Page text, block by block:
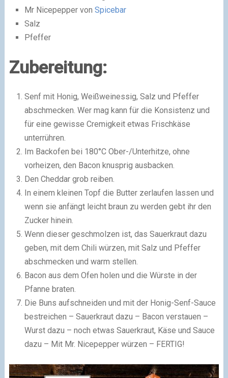
Mr Nicepepper von Spicebar
Salz
Pfeffer
Zubereitung:
Senf mit Honig, Weißweinessig, Salz und Pfeffer
abschmecken. Wer mag kann für die Konsistenz und
für eine gewisse Cremigkeit etwas Frischkäse
unterrühren.
Im Backofen bei 180°C Ober-/Unterhitze, ohne
vorheizen, den Bacon knusprig ausbacken.
Den Cheddar grob reiben.
In einem kleinen Topf die Butter zerlaufen lassen und
wenn sie anfängt leicht braun zu werden gebt ihr den
Zucker hinein.
Wenn dieser geschmolzen ist, das Sauerkraut dazu
geben, mit dem Chili würzen, mit Salz und Pfeffer
abschmecken und warm stellen.
Bacon aus dem Ofen holen und die Würste in der
Pfanne braten.
Die Buns aufschneiden und mit der Honig-Senf-Sauce
bestreichen – Sauerkraut dazu – Bacon verstauen –
Wurst dazu – noch etwas Sauerkraut, Käse und Sauce
dazu – Mit Mr. Nicepepper würzen – FERTIG!